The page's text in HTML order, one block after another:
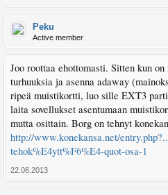
Peku
Active member
Joo roottaa ehottomasti. Sitten kun
turhuuksia ja asenna adaway
ripeä muistikortti, luo sille EXT3
laita sovellukset asentumaan
mutta osittain. Borg on tehnyt
http://www.konekansa.net/
tehok%E4ytt%F6%E4-quot-osa-1
22.06.2013